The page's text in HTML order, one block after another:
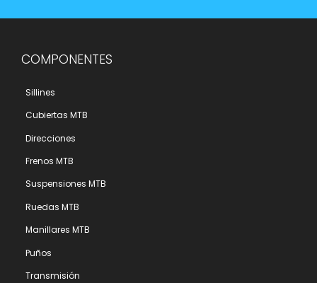
COMPONENTES
Sillines
Cubiertas MTB
Direcciones
Frenos MTB
Suspensiones MTB
Ruedas MTB
Manillares MTB
Puños
Transmisión